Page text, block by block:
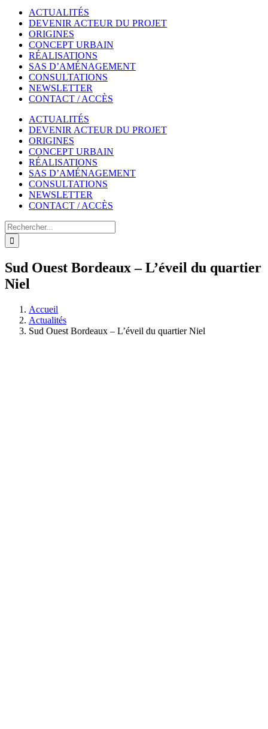
ACTUALITÉS
DEVENIR ACTEUR DU PROJET
ORIGINES
CONCEPT URBAIN
RÉALISATIONS
SAS D’AMÉNAGEMENT
CONSULTATIONS
NEWSLETTER
CONTACT / ACCÈS
ACTUALITÉS
DEVENIR ACTEUR DU PROJET
ORIGINES
CONCEPT URBAIN
RÉALISATIONS
SAS D’AMÉNAGEMENT
CONSULTATIONS
NEWSLETTER
CONTACT / ACCÈS
Rechercher
Sud Ouest Bordeaux – L’éveil du quartier
Niel
Accueil
Actualités
Sud Ouest Bordeaux – L’éveil du quartier Niel